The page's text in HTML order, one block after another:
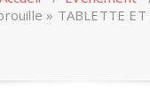
» TABLETTE ET